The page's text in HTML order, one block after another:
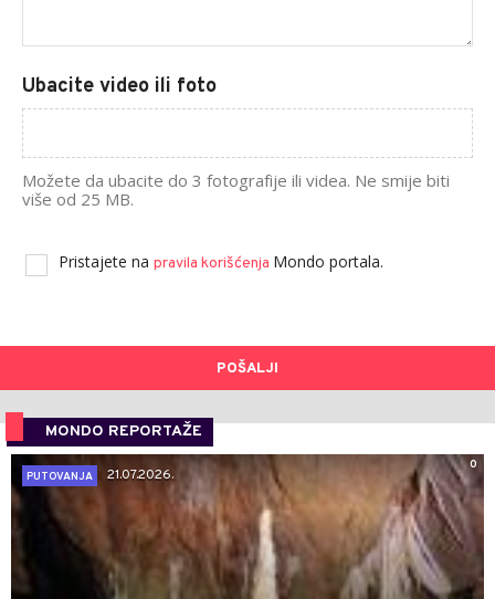
Ubacite video ili foto
Možete da ubacite do 3 fotografije ili videa. Ne smije biti
više od 25 MB.
Pristajete na pravila korišćenja Mondo portala.
POŠALJI
MONDO REPORTAŽE
0
PUTOVANJA
21.07.2026.